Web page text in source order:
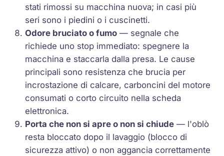
stati rimossi su macchina nuova; in casi più
seri sono i piedini o i cuscinetti.
Odore bruciato o fumo — segnale che
richiede uno stop immediato: spegnere la
macchina e staccarla dalla presa. Le cause
principali sono resistenza che brucia per
incrostazione di calcare, carboncini del motore
consumati o corto circuito nella scheda
elettronica.
Porta che non si apre o non si chiude — l'oblò
resta bloccato dopo il lavaggio (blocco di
sicurezza attivo) o non aggancia correttamente